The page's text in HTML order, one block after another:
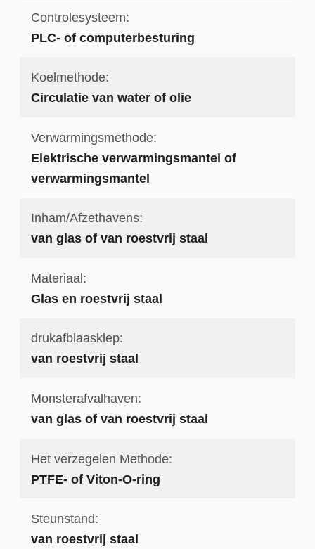
Controlesysteem:
PLC- of computerbesturing
Koelmethode:
Circulatie van water of olie
Verwarmingsmethode:
Elektrische verwarmingsmantel of
verwarmingsmantel
Inham/Afzethavens:
van glas of van roestvrij staal
Materiaal:
Glas en roestvrij staal
drukafblaasklep:
van roestvrij staal
Monsterafvalhaven:
van glas of van roestvrij staal
Het verzegelen Methode:
PTFE- of Viton-O-ring
Steunstand:
van roestvrij staal